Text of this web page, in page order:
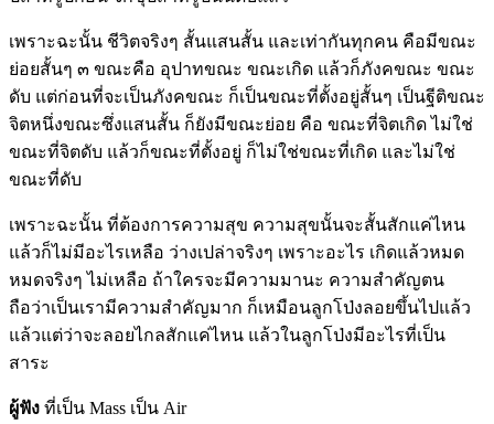
เพราะฉะนั้น ชีวิตจริงๆ สั้นแสนสั้น และเท่ากันทุกคน คือมีขณะ
ย่อยสั้นๆ ๓ ขณะคือ อุปาทขณะ ขณะเกิด แล้วก็ภังคขณะ ขณะ
ดับ แต่ก่อนที่จะเป็นภังคขณะ ก็เป็นขณะที่ตั้งอยู่สั้นๆ เป็นฐีติขณะ
จิตหนึ่งขณะซึ่งแสนสั้น ก็ยังมีขณะย่อย คือ ขณะที่จิตเกิด ไม่ใช่
ขณะที่จิตดับ แล้วก็ขณะที่ตั้งอยู่ ก็ไม่ใช่ขณะที่เกิด และไม่ใช่
ขณะที่ดับ
เพราะฉะนั้น ที่ต้องการความสุข ความสุขนั้นจะสั้นสักแค่ไหน
แล้วก็ไม่มีอะไรเหลือ ว่างเปล่าจริงๆ เพราะอะไร เกิดแล้วหมด
หมดจริงๆ ไม่เหลือ ถ้าใครจะมีความมานะ ความสำคัญตน
ถือว่าเป็นเรามีความสำคัญมาก ก็เหมือนลูกโป่งลอยขึ้นไปแล้ว
แล้วแต่ว่าจะลอยไกลสักแค่ไหน แล้วในลูกโป่งมีอะไรที่เป็น
สาระ
ผู้ฟัง ที่เป็น Mass เป็น Air